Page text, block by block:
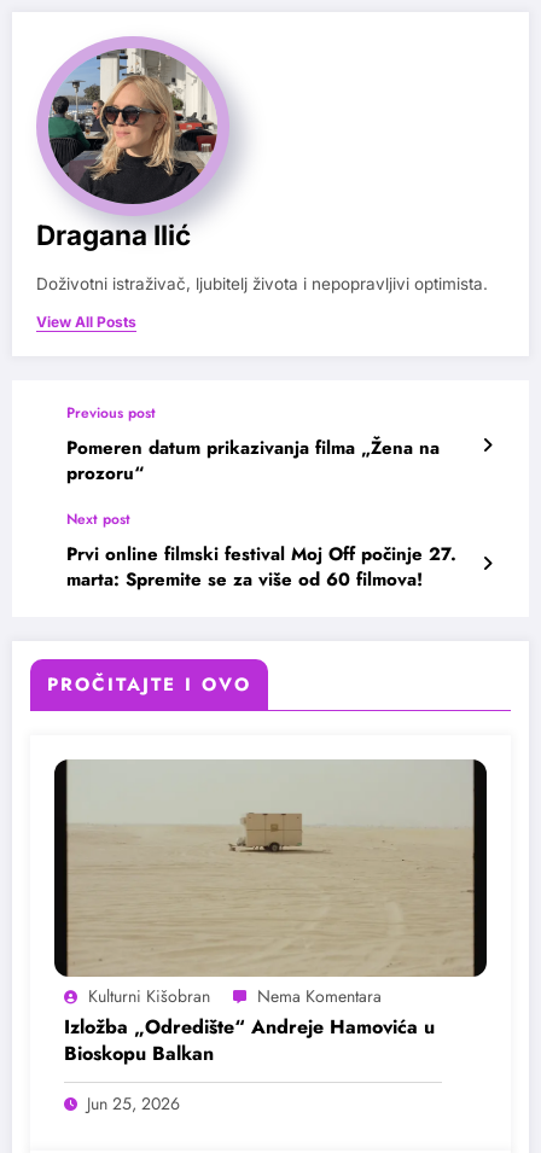
Dragana Ilić
Doživotni istraživač, ljubitelj života i nepopravljivi optimista.
View All Posts
Previous post
Pomeren datum prikazivanja filma „Žena na
prozoru“
Next post
Prvi online filmski festival Moj Off počinje 27.
marta: Spremite se za više od 60 filmova!
PROČITAJTE I OVO
Kulturni Kišobran
Izložba „Odredište“ Andreje Hamovića u
Bioskopu Balkan
Jun 25, 2026